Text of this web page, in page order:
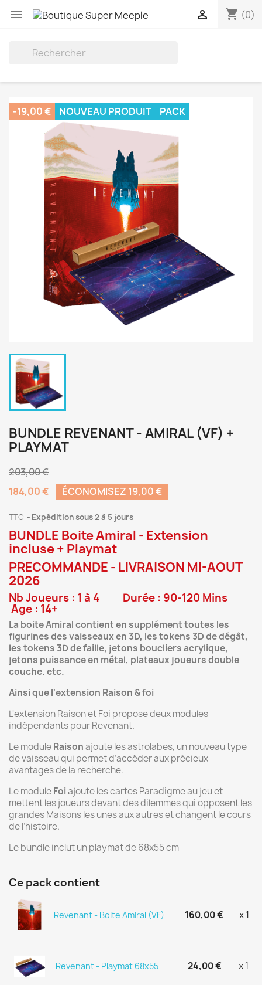
 shopping_cart (0)

-19,00 € NOUVEAU PRODUIT PACK
BUNDLE REVENANT - AMIRAL (VF) +
PLAYMAT
203,00 €
184,00 €
ÉCONOMISEZ 19,00 €
TTC Expédition sous 2 à 5 jours
BUNDLE Boite Amiral - Extension
incluse + Playmat
PRECOMMANDE - LIVRAISON MI-AOUT
2026
Nb Joueurs : 1 à 4 Durée : 90-120 Mins
Age : 14+
La boite Amiral contient en supplément toutes les
figurines des vaisseaux en 3D, les tokens 3D de dégât,
les tokens 3D de faille, jetons boucliers acrylique,
jetons puissance en métal, plateaux joueurs double
couche. etc.
Ainsi que l'extension Raison & foi
L'extension Raison et Foi propose deux modules
indépendants pour Revenant.
Le moduleRaisonajoute les astrolabes, un nouveau type
de vaisseau qui permet d’accéder aux précieux
avantages de la recherche.
Le moduleFoiajoute les cartes Paradigme au jeu et
mettent les joueurs devant des dilemmes qui opposent les
grandes Maisons les unes aux autres et changent le cours
de l’histoire.
Le bundle inclut un playmat de 68x55 cm
Ce pack contient
Revenant - Boite Amiral (VF) 160,00 € x 1
Revenant - Playmat 68x55 24,00 € x 1